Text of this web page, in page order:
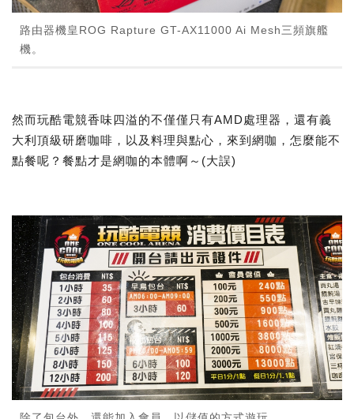
路由器機皇ROG Rapture GT-AX11000 Ai Mesh三頻旗艦
機。
然而玩酷電競香味四溢的不僅僅只有AMD處理器，還有義
大利頂級研磨咖啡，以及料理與點心，來到網咖，怎麼能不
點餐呢？餐點才是網咖的本體啊～(大誤)